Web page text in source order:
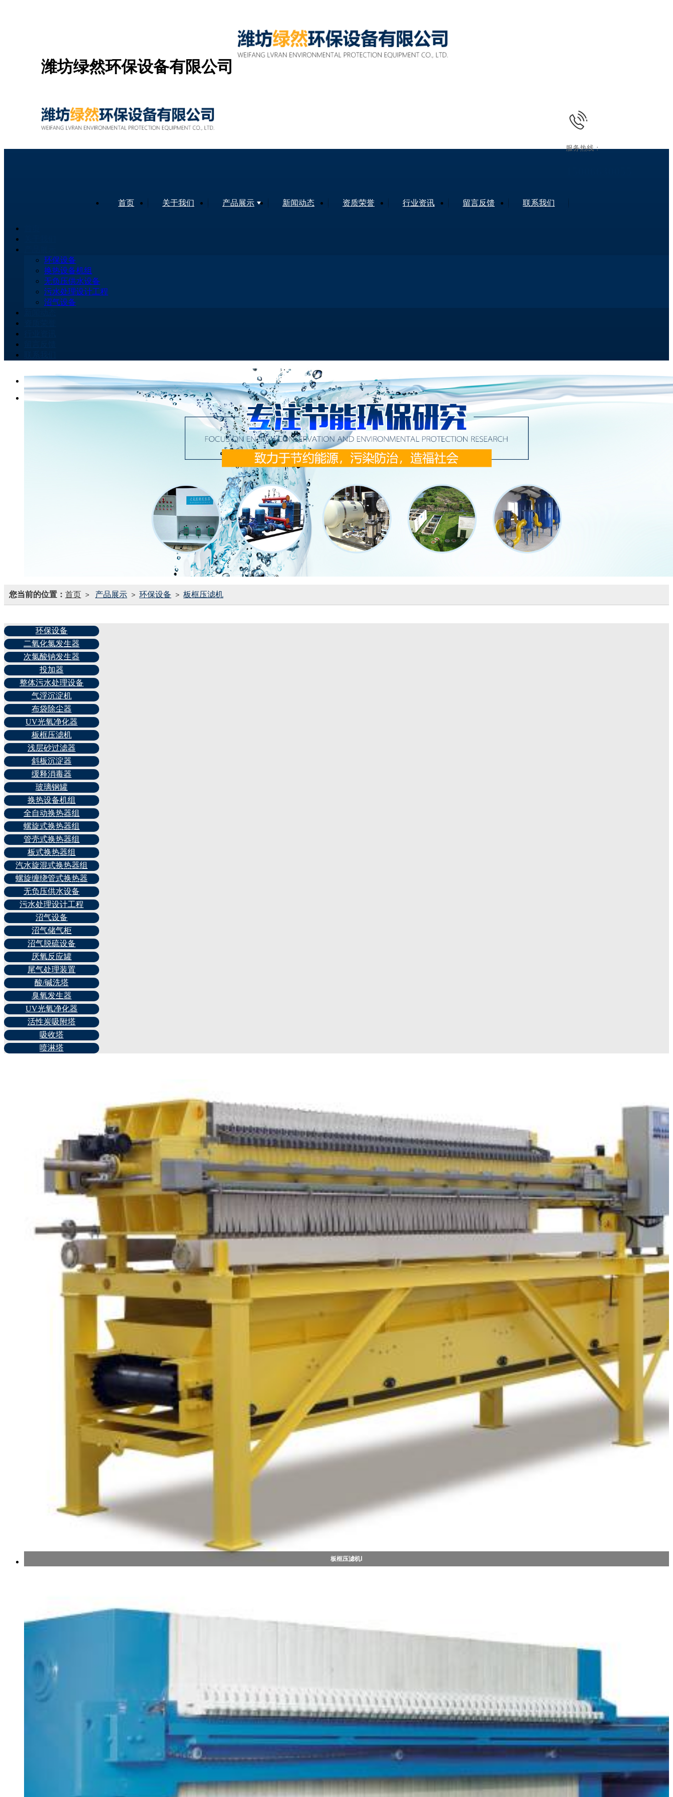
潍坊绿然环保设备有限公司
服务热线：
首页 关于我们 产品展示 新闻动态 资质荣誉 行业资讯 留言反馈 联系我们
环保设备
换热设备机组
无负压供水设备
污水处理设计工程
沼气设备
您当前的位置： 首页 > 产品展示 > 环保设备 > 板框压滤机
环保设备
二氧化氯发生器
次氯酸钠发生器
投加器
整体污水处理设备
气浮沉淀机
布袋除尘器
UV光氧净化器
板框压滤机
浅层砂过滤器
斜板沉淀器
缓释消毒器
玻璃钢罐
换热设备机组
全自动换热器组
螺旋式换热器组
管壳式换热器组
板式换热器组
汽水旋混式换热器组
螺旋缠绕管式换热器
无负压供水设备
污水处理设计工程
沼气设备
沼气储气柜
沼气脱硫设备
厌氧反应罐
尾气处理装置
酸/碱洗塔
臭氧发生器
UV光氧净化器
活性炭吸附塔
吸收塔
喷淋塔
板框压滤机Ⅰ